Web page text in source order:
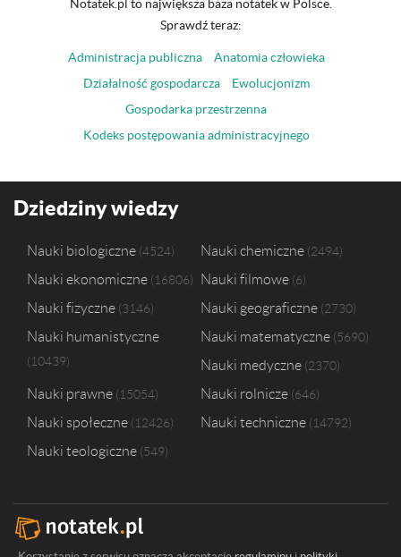
Notatek.pl to największa baza notatek w Polsce.
Sprawdź teraz:
Administracja publiczna
Anatomia człowieka
Działalność gospodarcza
Ewolucjonizm
Gospodarka przestrzenna
Kodeks postępowania administracyjnego
Dziedziny wiedzy
Nauki biologiczne 4524 Nauki chemiczne 2494
Nauki ekonomiczne 16806 Nauki filmowe 6
Nauki fizyczne 3146 Nauki geograficzne 2730
Nauki humanistyczne
10439
Nauki matematyczne 5690
Nauki medyczne 2370
Nauki prawne 15054 Nauki rolnicze 646
Nauki społeczne 12426 Nauki techniczne 14792
Nauki teologiczne 549